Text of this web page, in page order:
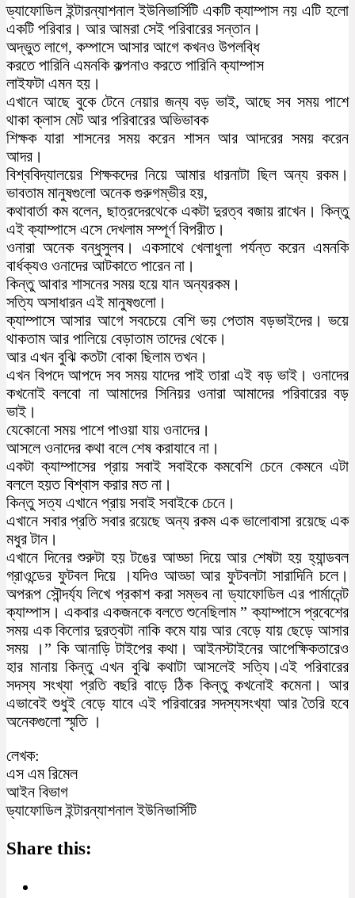
ড্যাফোডিল ইন্টারন্যাশনাল ইউনিভার্সিটি একটি ক্যাম্পাস নয় এটি হলো
একটি পরিবার। আর আমরা সেই পরিবারের সন্তান।
অদ্ভুত লাগে, কম্পাসে আসার আগে কখনও উপলব্ধি
করতে পারিনি এমনকি কল্পনাও করতে পারিনি ক্যাম্পাস
লাইফটা এমন হয়।
এখানে আছে বুকে টেনে নেয়ার জন্য বড় ভাই, আছে সব সময় পাশে
থাকা ক্লাস মেট আর পরিবারের অভিভাবক
শিক্ষক যারা শাসনের সময় করেন শাসন আর আদরের সময় করেন
আদর।
বিশ্ববিদ্যালয়ের শিক্ষকদের নিয়ে আমার ধারনাটা ছিল অন্য রকম।
ভাবতাম মানুষগুলো অনেক গুরুগম্ভীর হয়,
কথাবার্তা কম বলেন, ছাত্রদেরথেকে একটা দুরত্ব বজায় রাখেন। কিন্তু
এই ক্যাম্পাসে এসে দেখলাম সম্পূর্ণ বিপরীত।
ওনারা অনেক বন্ধুসুলব। একসাথে খেলাধুলা পর্যন্ত করেন এমনকি
বার্ধক্যও ওনাদের আটকাতে পারেন না।
কিন্তু আবার শাসনের সময় হয়ে যান অন্যরকম।
সত্যি অসাধারন এই মানুষগুলো।
ক্যাম্পাসে আসার আগে সবচেয়ে বেশি ভয় পেতাম বড়ভাইদের। ভয়ে
থাকতাম আর পালিয়ে বেড়াতাম তাদের থেকে।
আর এখন বুঝি কতটা বোকা ছিলাম তখন।
এখন বিপদে আপদে সব সময় যাদের পাই তারা এই বড় ভাই। ওনাদের
কখনোই বলবো না আমাদের সিনিয়র ওনারা আমাদের পরিবারের বড়
ভাই।
যেকোনো সময় পাশে পাওয়া যায় ওনাদের।
আসলে ওনাদের কথা বলে শেষ করাযাবে না।
একটা ক্যাম্পাসের প্রায় সবাই সবাইকে কমবেশি চেনে কেমনে এটা
বললে হয়ত বিশ্বাস করার মত না।
কিন্তু সত্য এখানে প্রায় সবাই সবাইকে চেনে।
এখানে সবার প্রতি সবার রয়েছে অন্য রকম এক ভালোবাসা রয়েছে এক
মধুর টান।
এখানে দিনের শুরুটা হয় টঙের আড্ডা দিয়ে আর শেষটা হয় হ্যান্ডবল
গ্রাওন্ডের ফুটবল দিয়ে ।যদিও আড্ডা আর ফুটবলটা সারাদিনি চলে।
অপরূপ সৌন্দর্য্য লিখে প্রকাশ করা সম্ভব না ড্যাফোডিল এর পার্মানেন্ট
ক্যাম্পাস। একবার একজনকে বলতে শুনেছিলাম ” ক্যাম্পাসে প্রবেশের
সময় এক কিলোর দুরত্বটা নাকি কমে যায় আর বেড়ে যায় ছেড়ে আসার
সময় ।” কি আনাড়ি টাইপের কথা। আইনস্টাইনের আপেক্ষিকতারেও
হার মানায় কিন্তু এখন বুঝি কথাটা আসলেই সত্যি।এই পরিবারের
সদস্য সংখ্যা প্রতি বছরি বাড়ে ঠিক কিন্তু কখনোই কমেনা। আর
এভাবেই শুধুই বেড়ে যাবে এই পরিবারের সদস্যসংখ্যা আর তৈরি হবে
অনেকগুলো স্মৃতি ।
লেখক:
এস এম রিমেল
আইন বিভাগ
ড্যাফোডিল ইন্টারন্যাশনাল ইউনিভার্সিটি
Share this: